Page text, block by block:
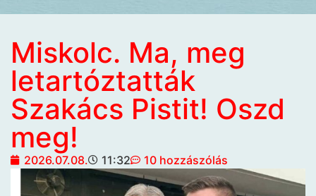
Miskolc. Ma, meg
letartóztatták
Szakács Pistit! Oszd
meg!
2026.07.08. 11:32 10 hozzászólás